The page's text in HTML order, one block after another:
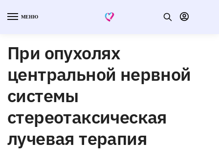
МЕНЮ
При опухолях
центральной нервной
системы
стереотаксическая
лучевая терапия